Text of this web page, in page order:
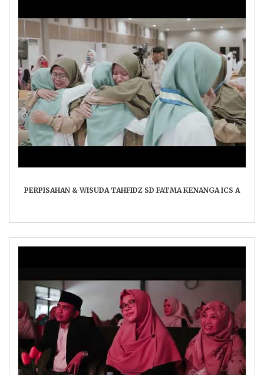
PERPISAHAN & WISUDA TAHFIDZ SD FATMA KENANGA ICS A